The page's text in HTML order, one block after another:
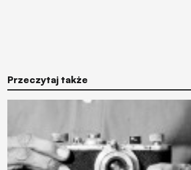
Przeczytaj także